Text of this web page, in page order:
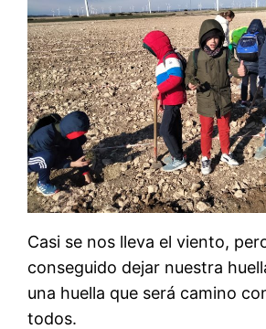
Casi se nos lleva el viento,
conseguido dejar nuestra
una huella que será camino
todos.